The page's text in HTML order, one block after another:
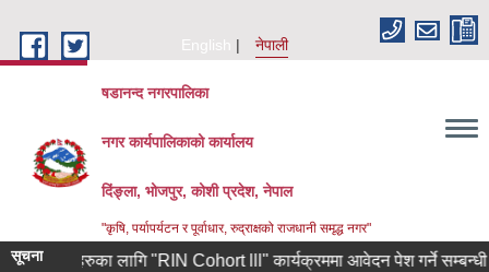
English
नेपाली
षडानन्द नगरपालिका
नगर कार्यपालिकाको कार्यालय
दिंङ्ला, भोजपुर, कोशी प्रदेश, नेपाल
"कृषि, पर्यापर्यटन र पूर्वाधार, रुद्राक्षको राजधानी समृद्ध नगर"
सूचना लागि "RIN Cohort lll" कार्यक्रममा आवेदन पेश गर्ने सम्बन्धी श्री